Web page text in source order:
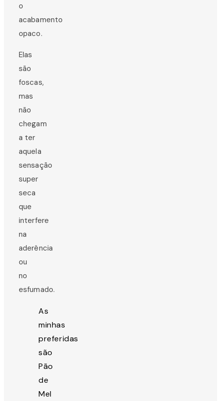
o
acabamento
opaco.
Elas
são
foscas,
mas
não
chegam
a ter
aquela
sensação
super
seca
que
interfere
na
aderência
ou
no
esfumado.
As
minhas
preferidas
são
Pão
de
Mel